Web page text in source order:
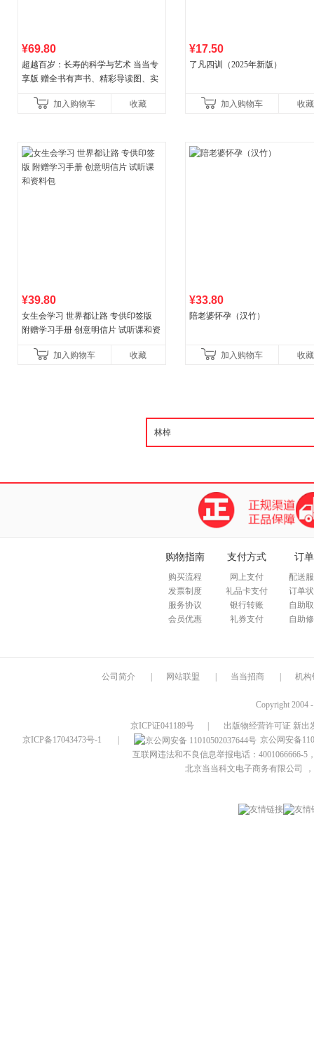
¥69.80
超越百岁：长寿的科学与艺术 当当专
享版 赠全书有声书、精彩导读图、实
权益
加入购物车 收藏
¥17.50
了凡四训（2025年新版）
加入购物车 收藏
¥39.80
女生会学习 世界都让路 专供印签版
附赠学习手册 创意明信片 试听课和资
加入购物车
收藏
¥33.80
陪老婆怀孕（汉竹）
加入购物车 收藏
购物指南
购买流程
发票制度
服务协议
会员优惠
支付方式
网上支付
礼品卡支付
银行转账
礼券支付
订
配送
订单
自助
自助
公司简介 网站联盟 当当招商 机构
Copyright 2004
京ICP证041189号
出版物经营许可证 新出
京ICP备17043473号-1
京公网安备
互联网违法和不良信息举报电话：4001066666-5
北京当当科文电子商务有限公司